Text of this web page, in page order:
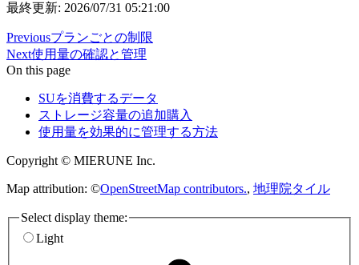
最終更新: 2026/07/31 05:21:00
Previousプランごとの制限
Next使用量の確認と管理
On this page
SUを消費するデータ
ストレージ容量の追加購入
使用量を効果的に管理する方法
Copyright © MIERUNE Inc.
Map attribution: ©OpenStreetMap contributors., 地理院タイル
Select display theme:
Light